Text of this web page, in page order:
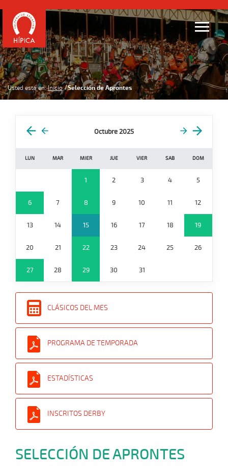
Usted está en: Inicio Selección de Aprontes
Octubre 2025
LUN MAR MIER JUE VIER SAB DOM
1 2 3 4 5
6 7 8 9 10 11 12
13 14 15 16 17 18 19
20 21 22 23 24 25 26
27 28 29 30 31
CLÁSICOS DEL MES
PROGRAMA DE TEMPORADA
ESTADÍSTICAS
INSCRITOS DERBY
SELECCIÓN DE APRONTES